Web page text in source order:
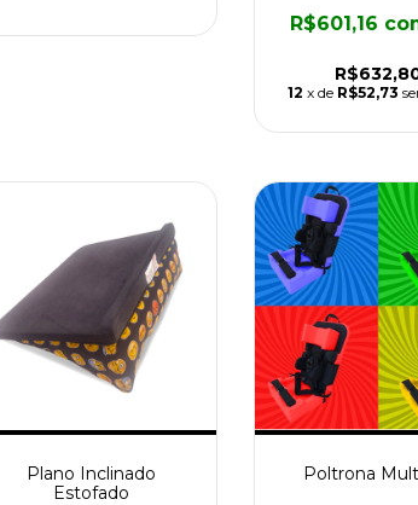
R$601,16
12 x de R$52,73
Plano Inclinado
Estofado
Poltrona